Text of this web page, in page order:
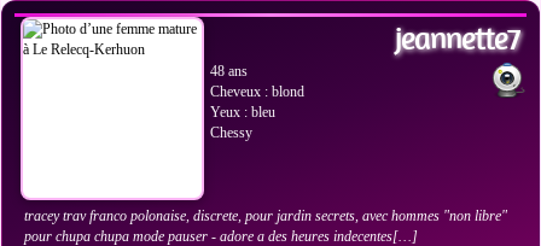
jeannette7
48 ans
Cheveux : blond
Yeux : bleu
Chessy
tracey trav franco polonaise, discrete, pour jardin secrets, avec hommes "non libre"
pour chupa chupa mode pauser - adore a des heures indecentes[…]